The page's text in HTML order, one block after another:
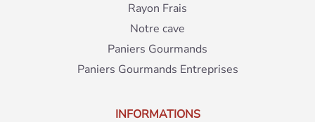
Rayon Frais
Notre cave
Paniers Gourmands
Paniers Gourmands Entreprises
INFORMATIONS